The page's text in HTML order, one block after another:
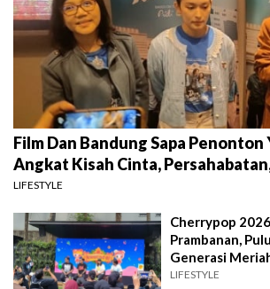
Film Dan Bandung Sapa
Angkat Kisah Cinta,
LIFESTYLE
Cherrypop
Prambanan,
Generasi
Musik
LIFESTYLE